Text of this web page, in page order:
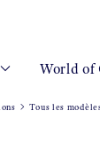
World of
Tous les